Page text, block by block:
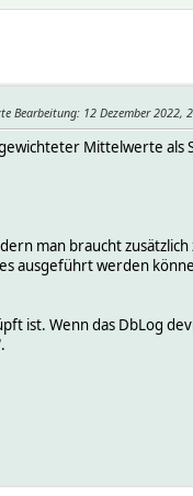
Bearbeitung: 12 Dezember 2022,
Mittelwerte als
man braucht zusätzlich
ausgeführt werden
ist. Wenn das DbLog